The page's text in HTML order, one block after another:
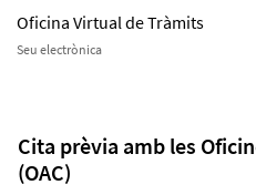
Oficina Virtual de Tràmits
Seu electrònica
Cita prèvia amb les
(OAC)